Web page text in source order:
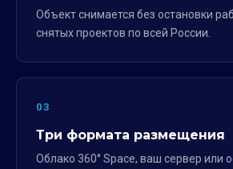
Объект снимается без остановки
снятых проектов по всей России.
03
Три формата размещения
Облако 360° Space, ваш сервер или